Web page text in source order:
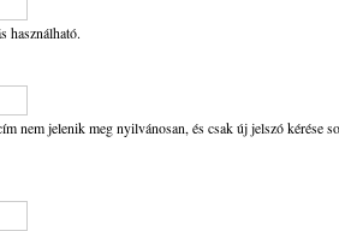
használható.
jelenik meg nyilvánosan, és csak új jelszó kérése